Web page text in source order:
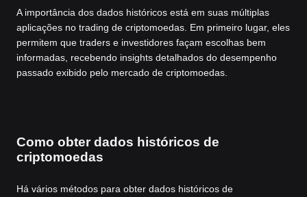
A importância dos dados históricos está em suas múltiplas
aplicações no trading de criptomoedas. Em primeiro lugar, eles
permitem que traders e investidores façam escolhas bem
informadas, recebendo insights detalhados do desempenho
passado exibido pelo mercado de criptomoedas.
Como obter dados históricos de
criptomoedas
Há vários métodos para obter dados históricos de